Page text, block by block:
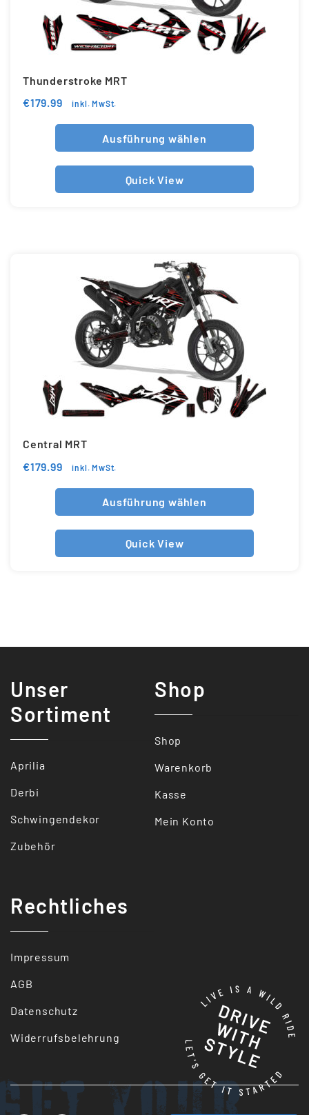
Thunderstroke MRT
€179.99 inkl. MwSt.
Ausführung wählen
Quick View
Central MRT
€179.99 inkl. MwSt.
Ausführung wählen
Quick View
Unser
Sortiment
Aprilia
Derbi
Schwingendekor
Zubehör
Shop
Shop
Warenkorb
Kasse
Mein Konto
Rechtliches
Impressum
AGB
Datenschutz
Widerrufsbelehrung